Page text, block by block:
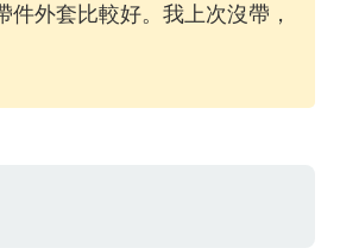
外套比較好。我上次沒帶，